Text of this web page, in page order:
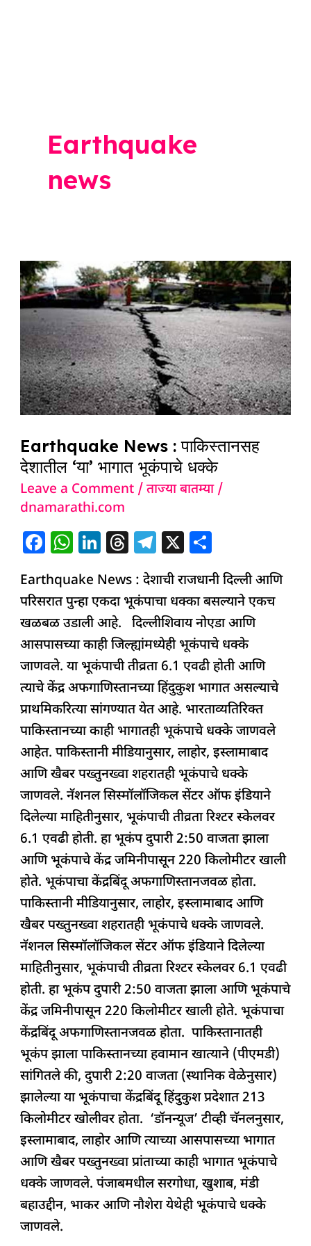
Earthquake
news
Earthquake News : पाकिस्तानसह
देशातील ‘या’ भागात भूकंपाचे धक्के
Leave a Comment /ताज्या बातम्या/
dnamarathi.com
F
c
e
b
o
o
k
W
at
s
A
p
p
Li
k
e
dI
n
T
re
a
d
s
T
el
e
g
ra
m
X
h
ar
e
Earthquake News : देशाची राजधानी दिल्ली आणि
परिसरात पुन्हा एकदा भूकंपाचा धक्का बसल्याने एकच
खळबळ उडाली आहे. दिल्लीशिवाय नोएडा आणि
आसपासच्या काही जिल्ह्यांमध्येही भूकंपाचे धक्के
जाणवले. या भूकंपाची तीव्रता 6.1 एवढी होती आणि
त्याचे केंद्र अफगाणिस्तानच्या हिंदुकुश भागात असल्याचे
प्राथमिकरित्या सांगण्यात येत आहे. भारताव्यतिरिक्त
पाकिस्तानच्या काही भागातही भूकंपाचे धक्के जाणवले
आहेत. पाकिस्तानी मीडियानुसार, लाहोर, इस्लामाबाद
आणि खैबर पख्तुनख्वा शहरातही भूकंपाचे धक्के
जाणवले. नॅशनल सिस्मॉलॉजिकल सेंटर ऑफ इंडियाने
दिलेल्या माहितीनुसार, भूकंपाची तीव्रता रिश्टर स्केलवर
6.1 एवढी होती. हा भूकंप दुपारी 2:50 वाजता झाला
आणि भूकंपाचे केंद्र जमिनीपासून 220 किलोमीटर खाली
होते. भूकंपाचा केंद्रबिंदू अफगाणिस्तानजवळ होता.
पाकिस्तानी मीडियानुसार, लाहोर, इस्लामाबाद आणि
खैबर पख्तुनख्वा शहरातही भूकंपाचे धक्के जाणवले.
नॅशनल सिस्मॉलॉजिकल सेंटर ऑफ इंडियाने दिलेल्या
माहितीनुसार, भूकंपाची तीव्रता रिश्टर स्केलवर 6.1 एवढी
होती. हा भूकंप दुपारी 2:50 वाजता झाला आणि भूकंपाचे
केंद्र जमिनीपासून 220 किलोमीटर खाली होते. भूकंपाचा
केंद्रबिंदू अफगाणिस्तानजवळ होता. पाकिस्तानातही
भूकंप झाला पाकिस्तानच्या हवामान खात्याने (पीएमडी)
सांगितले की, दुपारी 2:20 वाजता (स्थानिक वेळेनुसार)
झालेल्या या भूकंपाचा केंद्रबिंदू हिंदुकुश प्रदेशात 213
किलोमीटर खोलीवर होता. ‘डॉनन्यूज’ टीव्ही चॅनलनुसार,
इस्लामाबाद, लाहोर आणि त्याच्या आसपासच्या भागात
आणि खैबर पख्तुनख्वा प्रांताच्या काही भागात भूकंपाचे
धक्के जाणवले. पंजाबमधील सरगोधा, खुशाब, मंडी
बहाउद्दीन, भाकर आणि नौशेरा येथेही भूकंपाचे धक्के
जाणवले.
Earthquake
News
:
पाकिस्तानसह
देशातील
‘या’
भागात
धक्के